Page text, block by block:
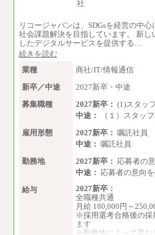
リコージャパンは、SDGsを経営の中
社会課題解決を目指しています。 新し
したデジタルサービスを提供する…
続きを読む
業種
商社/IT/情報通信
新卒／中途
2027新卒・中途
募集職種
2027新卒： (1)スタッ
中途：
（１）スタッ
雇用形態
2027新卒： 嘱託社員
中途： 嘱託社員
勤務地
2027新卒： 応募者の
中途： 応募者の意向
給与
2027新卒：
全職種共通
月給 180,000円～
※採用選考合格後の採
ます
※勤務地によって異な